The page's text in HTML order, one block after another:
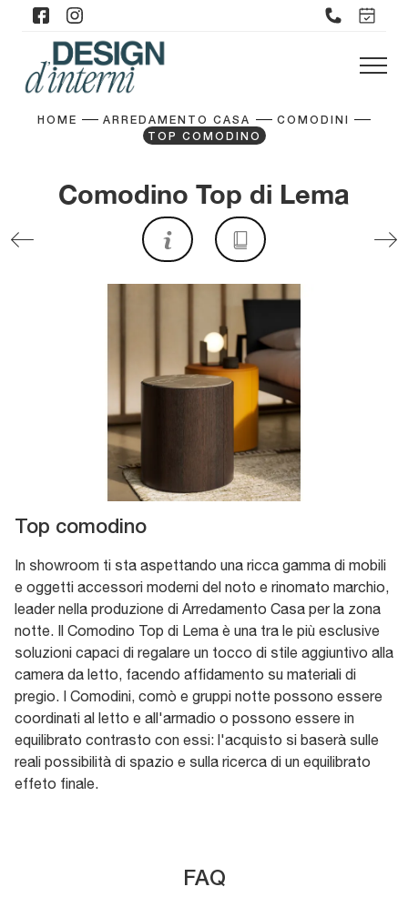
HOME ARREDAMENTO CASA
COMODINI
TOP COMODINO
Comodino Top di Lema
Top comodino
In showroom ti sta aspettando una ricca gamma di mobili
e oggetti accessori moderni del noto e rinomato marchio,
leader nella produzione di Arredamento Casa per la zona
notte. Il Comodino Top di Lema è una tra le più esclusive
soluzioni capaci di regalare un tocco di stile aggiuntivo alla
camera da letto, facendo affidamento su materiali di
pregio. I Comodini, comò e gruppi notte possono essere
coordinati al letto e all'armadio o possono essere in
equilibrato contrasto con essi: l'acquisto si baserà sulle
reali possibilità di spazio e sulla ricerca di un equilibrato
effeto finale.
FAQ